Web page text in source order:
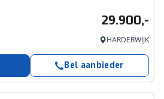
29.900,-
HARDERWIJK
Bel aanbieder